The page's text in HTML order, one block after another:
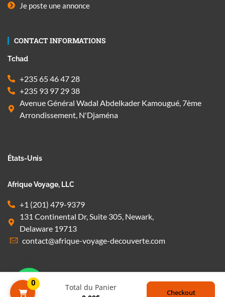
0
Total du Panier
Checkout
Je poste une annonce
CONTACT INFORMATIONS
Tchad
+235 65 46 47 28
+235 93 97 29 38
Avenue Général Wadal Abdelkader Kamougué, 7ème
Arrondissement, N'Djaména
États-Unis
Afrique Voyage, LLC
+1 (201) 479-9379
131 Continental Dr, Suite 305, Newark,
Delaware 19713
contact@afrique-voyage-decouverte.com